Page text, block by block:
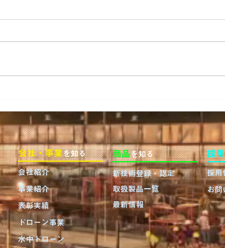
際 建設・測量展（CSPI
2026）」in幕張メッセ 出展の
お知らせ
会社・事業を知る
会社紹介
事業紹介
表彰実績
ドローン事業
水中ドローン
商品を知る
新技術登録・認定
取扱製品一覧
最新情報
採用
採用
お問